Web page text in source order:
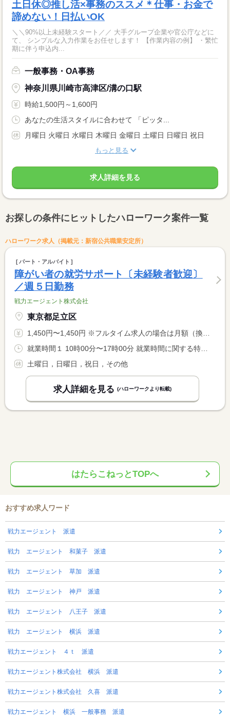
土日休◎推し活×事務のススメ＊仕事・お金で
諦めない！日払いOK
＼＼90%以上未経験スタート／／ 大手グループ企業や官公庁などに
て、 シンプルな入力作業をお任せします！ 【作業内容の例】 ・繁忙
期に伴う申込内...
一般事務・OA事務
神奈川県川崎市高津区/溝の口駅
時給1,500円～1,600円
あなたの生活スタイルに合わせて 「ピッタ...
月曜日 火曜日 水曜日 木曜日 金曜日 土曜日 日曜日 祝日
もっと見る
求人詳細を見る
お探しの条件にヒットしたハローワーク案件一覧
ハローワーク求人（掲載元：新宿公共職業安定所）
パート・アルバイト
障がい者の就労サポート〔未経験者歓迎〕
／週５日勤務
戦力エージェント株式会社
東京都足立区
1,450円〜1,450円 ※フルタイム求人の場合は月額（換算額）、パート求人の場合は時間額を表示しています。
就業時間１ 10時00分〜17時00分 就業時間に関する特記事項 月〜金の週５日勤務
土曜日，日曜日，祝日，その他
求人詳細を見る (ハローワークより転載)
はたらこねっとTOPへ
おすすめ求人ワード
戦力エージェント 派遣
戦力 エージェント 和菓子 派遣
戦力 エージェント 草加 派遣
戦力 エージェント 神戸 派遣
戦力 エージェント 八王子 派遣
戦力 エージェント 横浜 派遣
戦力エージェント ４ｔ 派遣
戦力エージェント株式会社 横浜 派遣
戦力エージェント株式会社 久喜 派遣
戦力エージェント 横浜 一般事務 派遣